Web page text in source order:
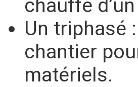
chauffe
Un triphasé
chantier
matériels.